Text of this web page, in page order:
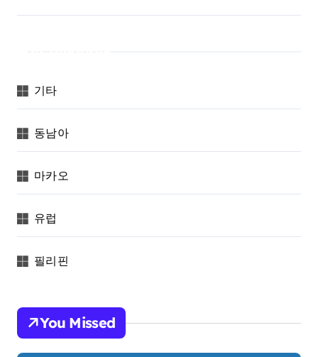
기타
동남아
마카오
유럽
필리핀
You Missed